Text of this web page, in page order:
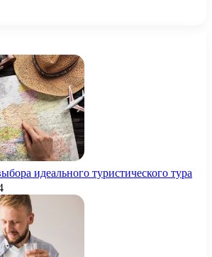
идеального туристического тура